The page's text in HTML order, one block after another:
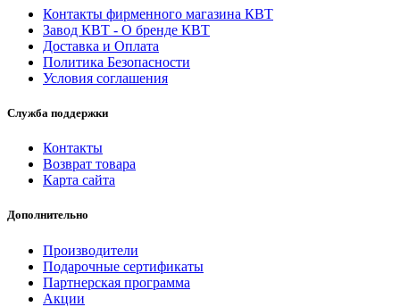
Контакты фирменного магазина КВТ
Завод КВТ - О бренде КВТ
Доставка и Оплата
Политика Безопасности
Условия соглашения
Служба поддержки
Контакты
Возврат товара
Карта сайта
Дополнительно
Производители
Подарочные сертификаты
Партнерская программа
Акции